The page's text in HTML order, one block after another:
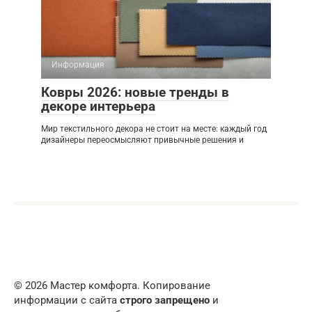
Информация
Ковры 2026: новые тренды в
декоре интерьера
Мир текстильного декора не стоит на месте: каждый год
дизайнеры переосмысляют привычные решения и
© 2026 Мастер комфорта. Копирование
информации с сайта строго запрещено и